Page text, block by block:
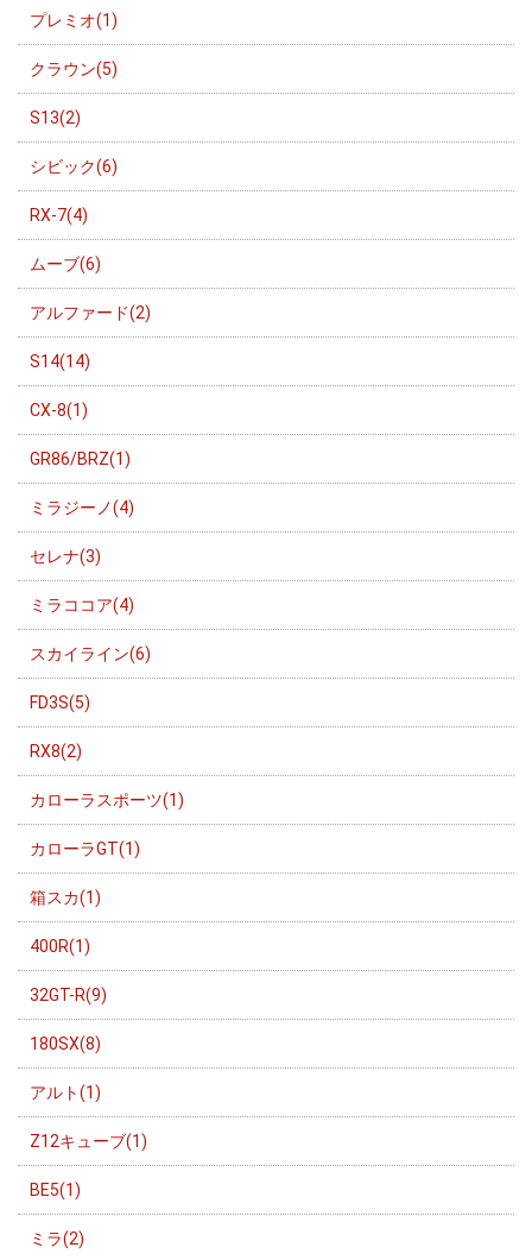
プレミオ(1)
クラウン(5)
S13(2)
シビック(6)
RX-7(4)
ムーブ(6)
アルファード(2)
S14(14)
CX-8(1)
GR86/BRZ(1)
ミラジーノ(4)
セレナ(3)
ミラココア(4)
スカイライン(6)
FD3S(5)
RX8(2)
カローラスポーツ(1)
カローラGT(1)
箱スカ(1)
400R(1)
32GT-R(9)
180SX(8)
アルト(1)
Z12キューブ(1)
BE5(1)
ミラ(2)